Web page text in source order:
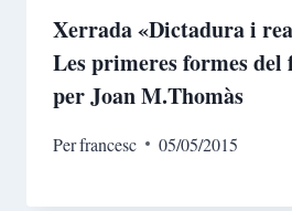
Xerrada «Dictadura i
Les primeres formes del
per Joan M.Thomàs
Perfrancesc 05/05/2015